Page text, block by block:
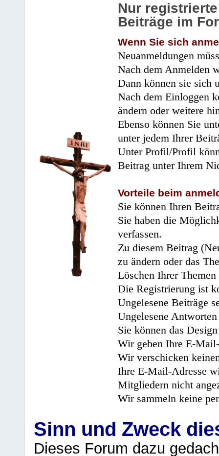
Nur
Beiträge im
Wenn Sie sich
Neuanmeldungen
Nach dem Anmelden
Dann können sie sich
Nach dem Einloggen
ändern oder weitere
Ebenso können Sie
unter jedem Ihrer
Unter Profil/Profil
Beitrag unter Ihrem
Vorteile beim
Sie können Ihren
Sie haben die
verfassen.
Zu diesem Beitrag
zu ändern oder das
Löschen Ihrer
Die Registrierung ist
Ungelesene Beiträge
Ungelesene
Sie können das
Wir geben Ihre E-
Wir verschicken
Ihre E-Mail-Adresse
Mitgliedern nicht
Wir sammeln keine
Sinn und Zweck
Dieses Forum dazu